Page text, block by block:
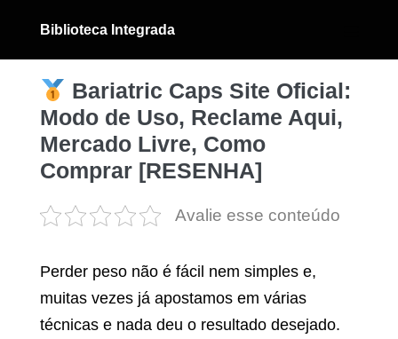
o
conteúdo
Biblioteca Integrada
menu
Bariatric Caps Site Oficial:
Modo de Uso, Reclame Aqui,
Mercado Livre, Como
Comprar [RESENHA]
Avalie esse conteúdo
Perder peso não é fácil nem simples e,
muitas vezes já apostamos em várias
técnicas e nada deu o resultado desejado.